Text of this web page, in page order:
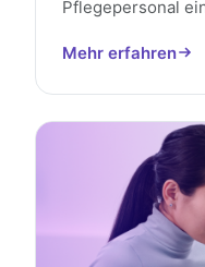
Pflegepersonal
Mehr erfahren